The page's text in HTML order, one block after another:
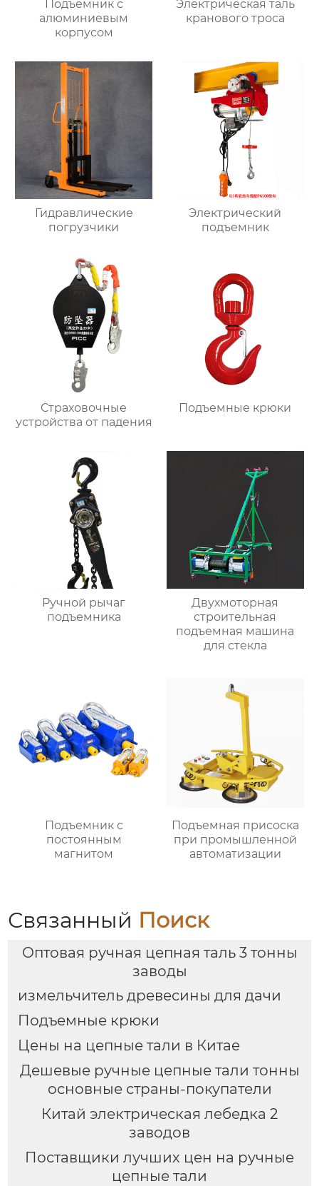
Подъемник с
алюминиевым
корпусом
Электрическая таль
кранового троса
Гидравлические
погрузчики
Электрический
подъемник
Страховочные
устройства от падения
Подъемные крюки
Ручной рычаг
подъемника
Двухмоторная
строительная
подъемная машина
для стекла
Подъемник с
постоянным
магнитом
Подъемная присоска
при промышленной
автоматизации
Связанный Поиск
Оптовая ручная цепная таль 3 тонны
заводы
измельчитель древесины для дачи
Подъемные крюки
Цены на цепные тали в Китае
Дешевые ручные цепные тали тонны
основные страны-покупатели
Китай электрическая лебедка 2
заводов
Поставщики лучших цен на ручные
цепные тали